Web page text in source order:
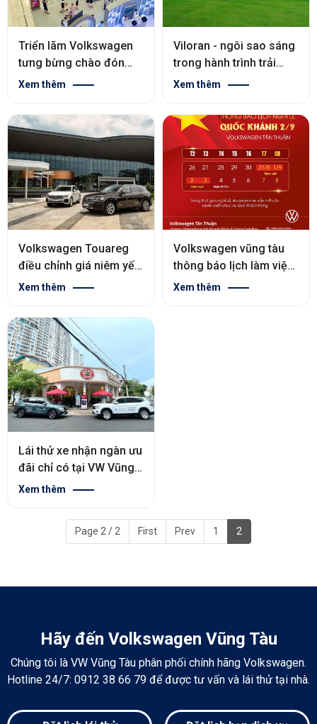
Triển lãm Volkswagen
tưng bừng chào đón
quý khách hàng tại
Xem thêm
Viloran - ngôi sao sáng
trong hành trình trải
nghiệm đẳng cấp mới
Xem thêm
Volkswagen Touareg
điều chỉnh giá niêm yết
và hỗ trợ 50% lệ phí
hiểm vật chất
Xem thêm
Volkswagen vũng tàu
thông báo lịch làm việc
dịp lễ quốc khánh 02/09
Xem thêm
Lái thử xe nhận ngàn ưu
đãi chỉ có tại VW Vũng
Tàu
Xem thêm
Page 2 / 2 First Prev 1 2
Hãy đến Volkswagen Vũng Tàu
Chúng tôi là VW Vũng Tàu phân phối chính hãng Volkswagen.
Hotline 24/7: 0912 38 66 79 để được tư vấn và lái thử tại nhà.